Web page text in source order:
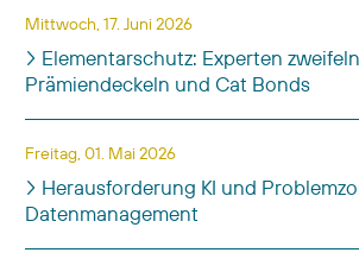
Mittwoch, 17. Juni 2026
Elementarschutz: Experten
Prämiendeckeln und Cat Bonds
Freitag, 01. Mai 2026
Herausforderung KI und
Datenmanagement